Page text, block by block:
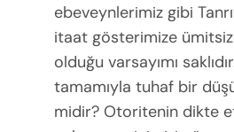
ebeveynlerimiz gibi
itaat gösterimize
olduğu varsayımı
tamamıyla tuhaf bir
midir? Otoritenin dikte